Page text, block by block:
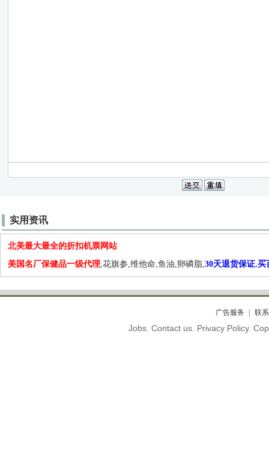
实用资讯
北美最大最全的折扣机票网站
美国名厂保健品一级代理,花旗参,维他命,鱼油,卵磷脂,30天退货保证.买
广告服务 联
Jobs. Contact us. Privacy Policy.